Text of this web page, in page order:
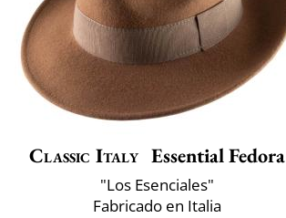
Classic Italy Essential Fedora
"Los Esenciales"
Fabricado en Italia